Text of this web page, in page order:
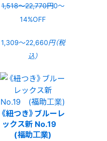
1,518〜22,770円0〜
14%OFF
1,309〜22,660円（税
込）
《紐つき》ブルーレ
ックス新 No.19
(福助工業)